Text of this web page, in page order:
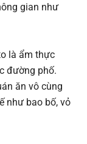
gian như
là ẩm thực
đường phố.
ăn vô cùng
như bao bố, vỏ